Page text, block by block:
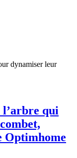
dynamiser leur
l’arbre qui
Optimhome